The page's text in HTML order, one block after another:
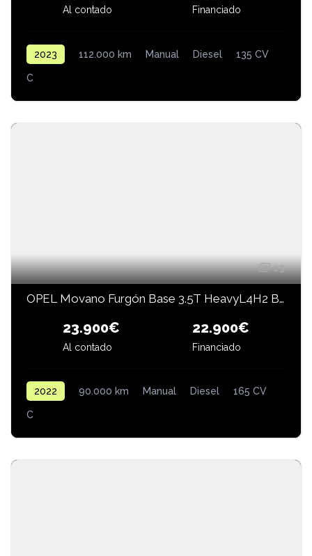
Al contado Financiado
2023 112.000 km Manual Diesel 135 CV
C
19
OPEL Movano Furgón Base 3.5T HeavyL4H2 BlueHDi 165 CV
23.900€
Al contado
22.900€
Financiado
2022 90.000 km Manual Diesel 165 CV
C